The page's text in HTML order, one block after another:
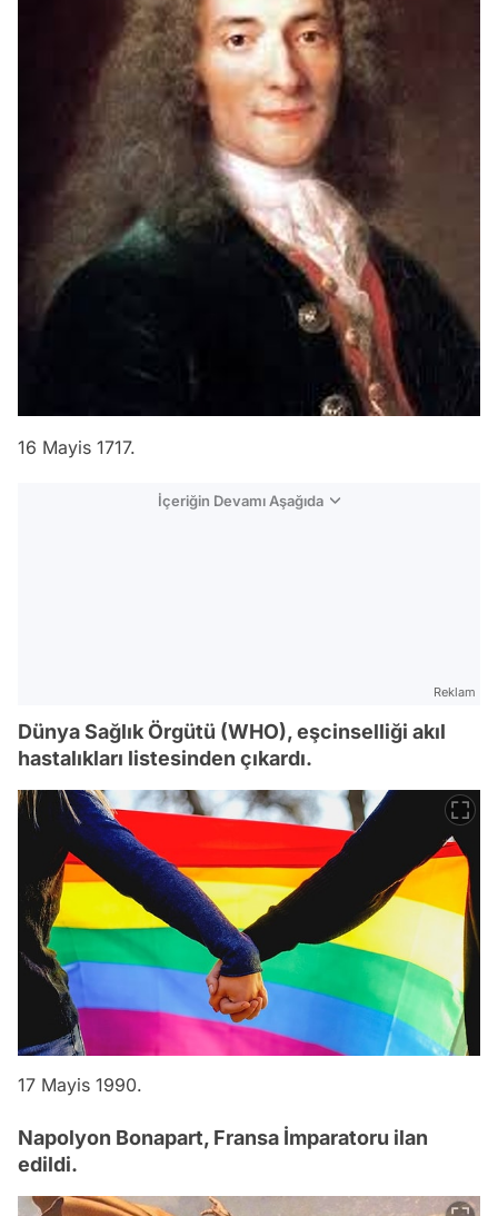
16 Mayis 1717.
İçeriğin Devamı Aşağıda
Reklam
Dünya Sağlık Örgütü (WHO), eşcinselliği akıl
hastalıkları listesinden çıkardı.
17 Mayis 1990.
Napolyon Bonapart, Fransa İmparatoru ilan
edildi.